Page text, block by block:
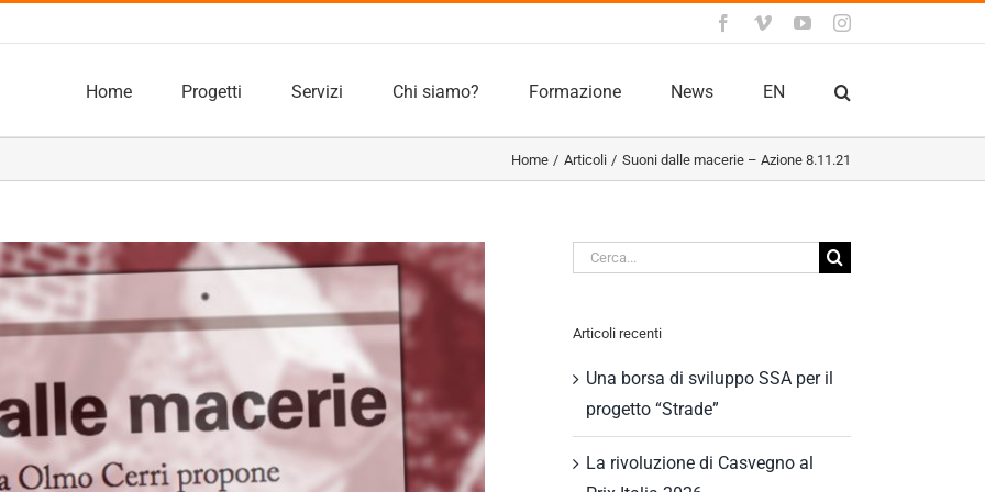
Facebook
VimeoYouTubeInstagram
Home Progetti Servizi Chi siamo? Formazione News EN
Home Articoli Suoni dalle macerie – Azione 8.11.21
Cerca
Articoli recenti
Una borsa di sviluppo SSA per il
progetto “Strade”
La rivoluzione di Casvegno al